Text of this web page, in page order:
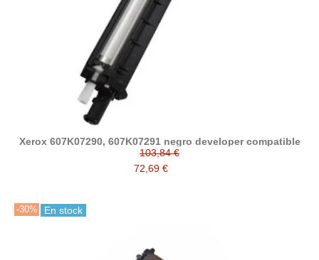
Xerox 607K07290, 607K07291 negro developer compatible
103,84 €
72,69 €
-30% En stock